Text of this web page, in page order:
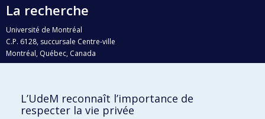
La recherche
Université de Montréal
C.P. 6128, succursale Centre-ville
Montréal, Québec, Canada
H3C 3J7
Qui fait quoi?
L’UdeM reconnaît l’importance de
respecter la vie privée